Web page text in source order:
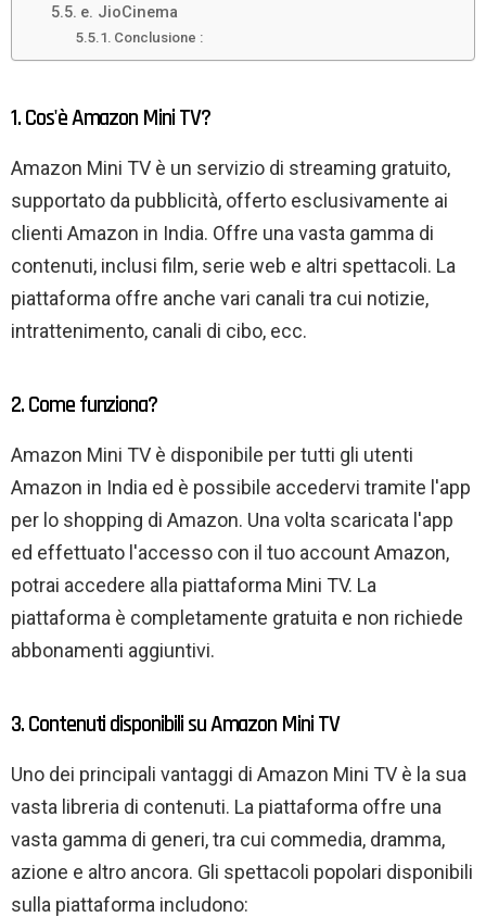
e. JioCinema
Conclusione :
1. Cos'è Amazon Mini TV?
Amazon Mini TV è un servizio di streaming gratuito,
supportato da pubblicità, offerto esclusivamente ai
clienti Amazon in India. Offre una vasta gamma di
contenuti, inclusi film, serie web e altri spettacoli. La
piattaforma offre anche vari canali tra cui notizie,
intrattenimento, canali di cibo, ecc.
2. Come funziona?
Amazon Mini TV è disponibile per tutti gli utenti
Amazon in India ed è possibile accedervi tramite l'app
per lo shopping di Amazon. Una volta scaricata l'app
ed effettuato l'accesso con il tuo account Amazon,
potrai accedere alla piattaforma Mini TV. La
piattaforma è completamente gratuita e non richiede
abbonamenti aggiuntivi.
3. Contenuti disponibili su Amazon Mini TV
Uno dei principali vantaggi di Amazon Mini TV è la sua
vasta libreria di contenuti. La piattaforma offre una
vasta gamma di generi, tra cui commedia, dramma,
azione e altro ancora. Gli spettacoli popolari disponibili
sulla piattaforma includono: